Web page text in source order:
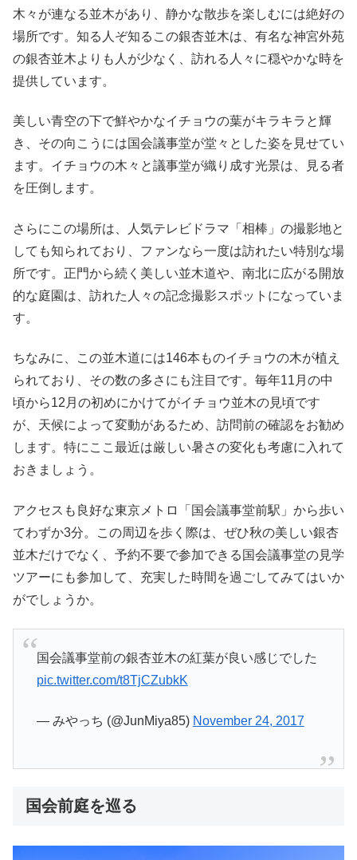
木々が連なる並木があり、静かな散歩を楽しむには絶好の
場所です。知る人ぞ知るこの銀杏並木は、有名な神宮外苑
の銀杏並木よりも人が少なく、訪れる人々に穏やかな時を
提供しています。
美しい青空の下で鮮やかなイチョウの葉がキラキラと輝
き、その向こうには国会議事堂が堂々とした姿を見せてい
ます。イチョウの木々と議事堂が織り成す光景は、見る者
を圧倒します。
さらにこの場所は、人気テレビドラマ「相棒」の撮影地と
しても知られており、ファンなら一度は訪れたい特別な場
所です。正門から続く美しい並木道や、南北に広がる開放
的な庭園は、訪れた人々の記念撮影スポットになっていま
す。
ちなみに、この並木道には146本ものイチョウの木が植え
られており、その数の多さにも注目です。毎年11月の中
頃から12月の初めにかけてがイチョウ並木の見頃です
が、天候によって変動があるため、訪問前の確認をお勧め
します。特にここ最近は厳しい暑さの変化も考慮に入れて
おきましょう。
アクセスも良好な東京メトロ「国会議事堂前駅」から歩い
てわずか3分。この周辺を歩く際は、ぜひ秋の美しい銀杏
並木だけでなく、予約不要で参加できる国会議事堂の見学
ツアーにも参加して、充実した時間を過ごしてみてはいか
がでしょうか。
国会議事堂前の銀杏並木の紅葉が良い感じでした
pic.twitter.com/t8TjCZubkK
— みやっち (@JunMiya85) November 24, 2017
国会前庭を巡る